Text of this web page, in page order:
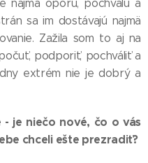
oporu, pochvalu a
sa im dostávajú najmä
Zažila som to aj na
podporiť, pochváliť a
extrém nie je dobrý a
je niečo nové, čo o vás
chceli ešte prezradiť?